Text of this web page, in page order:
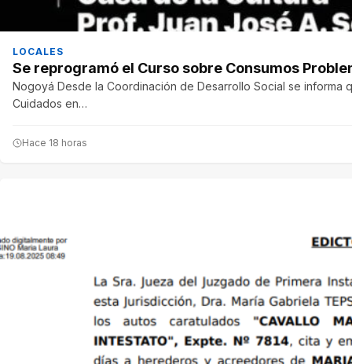
LOCALES
Se reprogramó el Curso sobre Consumos
Nogoyá Desde la Coordinación de Desarrollo Social se informa
Cuidados en…
Hace 18 horas